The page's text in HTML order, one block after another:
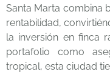
Santa Marta combina
rentabilidad,
la inversión en finca
portafolio como
tropical, esta ciudad